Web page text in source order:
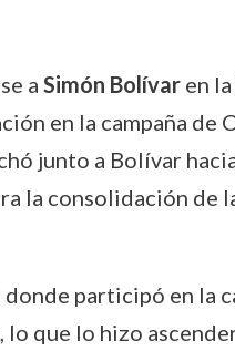
a Simón Bolívaren la
en la campaña de
junto a Bolívar
la consolidación de
participó en la
que lo hizo